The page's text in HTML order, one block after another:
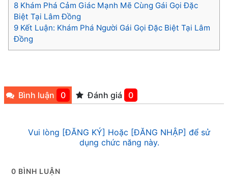
8 Khám Phá Cảm Giác Mạnh Mẽ Cùng Gái Gọi Đặc
Biệt Tại Lâm Đồng
9 Kết Luận: Khám Phá Người Gái Gọi Đặc Biệt Tại Lâm
Đồng
Bình luận 0 Đánh giá 0
Vui lòng [ĐĂNG KÝ] Hoặc [ĐĂNG NHẬP] để sử
dụng chức năng này.
0 BÌNH LUẬN